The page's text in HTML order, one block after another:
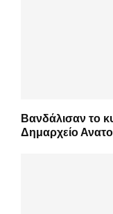
Βανδάλισαν το
Δημαρχείο